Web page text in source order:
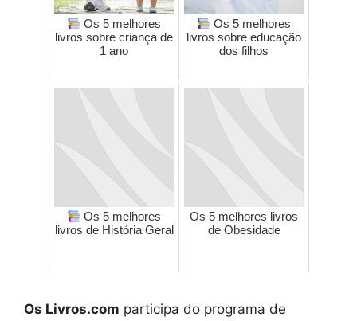
Os 5 melhores
livros sobre criança de
1 ano
Os 5 melhores
livros sobre educação
dos filhos
Os 5 melhores
livros de História Geral
Os 5 melhores livros
de Obesidade
Os Livros.com participa do programa de